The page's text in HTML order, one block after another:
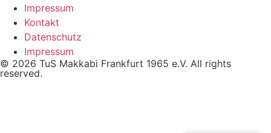
Impressum
Kontakt
Datenschutz
Impressum
© 2026 TuS Makkabi Frankfurt 1965 e.V. All rights
reserved.